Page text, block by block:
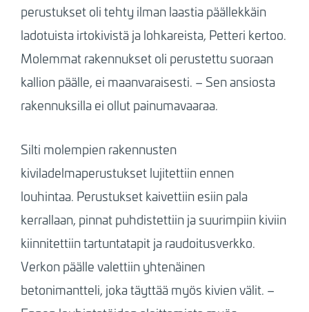
perustukset oli tehty ilman laastia päällekkäin
ladotuista irtokivistä ja lohkareista, Petteri kertoo.
Molemmat rakennukset oli perustettu suoraan
kallion päälle, ei maanvaraisesti. – Sen ansiosta
rakennuksilla ei ollut painumavaaraa.
Silti molempien rakennusten
kiviladelmaperustukset lujitettiin ennen
louhintaa. Perustukset kaivettiin esiin pala
kerrallaan, pinnat puhdistettiin ja suurimpiin kiviin
kiinnitettiin tartuntatapit ja raudoitusverkko.
Verkon päälle valettiin yhtenäinen
betonimantteli, joka täyttää myös kivien välit. –